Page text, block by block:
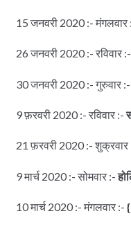
15 जनवरी 2020 :-
26 जनवरी 2020 :- रविवार
30 जनवरी 2020 :- गुरुवार
9 फ़रवरी 2020 :- रविवार :-
21 फ़रवरी 2020 :-
9 मार्च 2020 :- सोमवार :-
10 मार्च 2020 :- मंगलवार :-